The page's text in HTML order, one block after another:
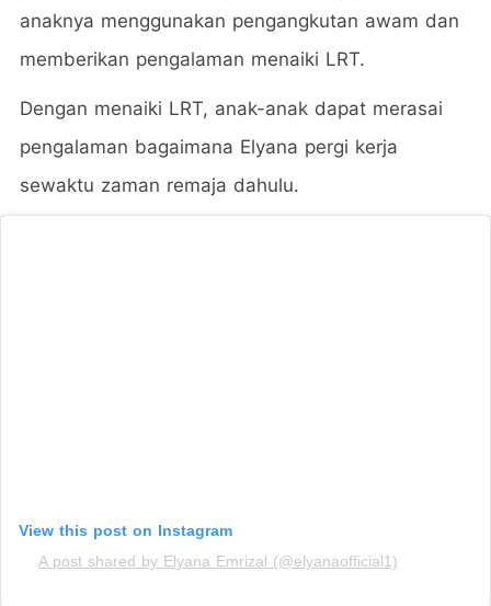
anaknya menggunakan pengangkutan awam dan
memberikan pengalaman menaiki LRT.
Dengan menaiki LRT, anak-anak dapat merasai
pengalaman bagaimana Elyana pergi kerja
sewaktu zaman remaja dahulu.
View this post on Instagram
A post shared by Elyana Emrizal (@elyanaofficial1)